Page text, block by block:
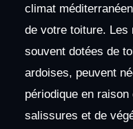
climat
de votre toiture. Les
souvent dotées de
ardoises, peuvent
périodique en
salissures et de